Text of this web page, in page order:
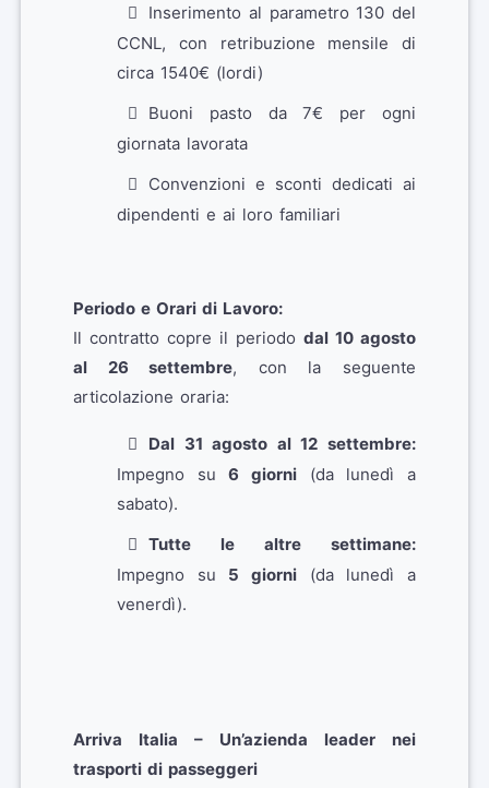
Inserimento al parametro 130 del
CCNL, con retribuzione mensile di
circa 1540€ (lordi)
Buoni pasto da 7€ per ogni
giornata lavorata
Convenzioni e sconti dedicati ai
dipendenti e ai loro familiari
Periodo e Orari di Lavoro:
Il contratto copre il periodo dal 10 agosto
al 26 settembre, con la seguente
articolazione oraria:
Dal 31 agosto al 12 settembre:
Impegno su6 giorni (da lunedì a
sabato).
Tutte le altre settimane:
Impegno su 5 giorni (da lunedì a
venerdì).
Arriva Italia – Un’azienda leader nei
trasporti di passeggeri